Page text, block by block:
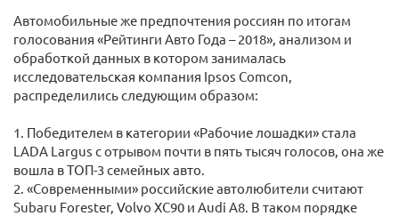
Автомобильные же предпочтения россиян по итогам
голосования «Рейтинги Авто Года – 2018», анализом и
обработкой данных в котором занималась
исследовательская компания Ipsos Comcon,
распределились следующим образом:
1. Победителем в категории «Рабочие лошадки» стала
LADA Largus с отрывом почти в пять тысяч голосов, она же
вошла в ТОП-3 семейных авто.
2. «Современными» российские автолюбители считают
Subaru Forester, Volvo XC90 и Audi A8. В таком порядке